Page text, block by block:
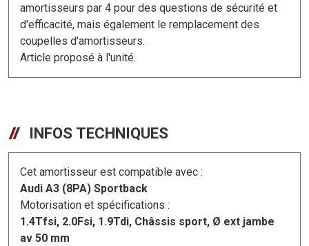
amortisseurs par 4 pour des questions de sécurité et
d'efficacité, mais également le remplacement des
coupelles d'amortisseurs.
Article proposé à l'unité.
INFOS TECHNIQUES
Cet amortisseur est compatible avec :
Audi A3 (8PA) Sportback
Motorisation et spécifications :
1.4Tfsi, 2.0Fsi, 1.9Tdi, Châssis sport, Ø ext jambe
av 50 mm